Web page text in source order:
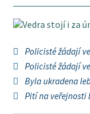
Policisté žádají
Policisté žádají
Byla ukradena
Pití na veřejnosti